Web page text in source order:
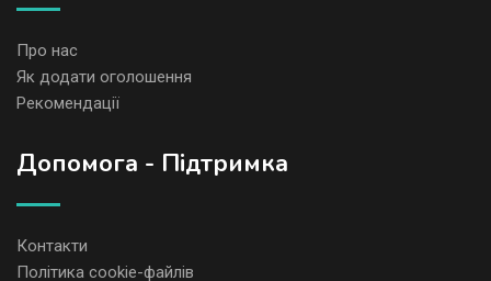
Про нас
Як додати оголошення
Рекомендації
Допомога - Підтримка
Контакти
Політика cookie-файлів